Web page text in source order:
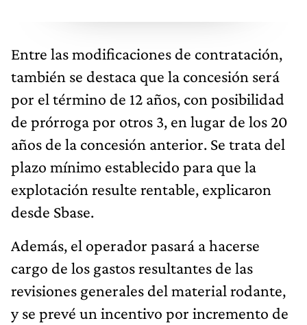
Entre las modificaciones de contratación,
también se destaca que la concesión será
por el término de 12 años, con posibilidad
de prórroga por otros 3, en lugar de los 20
años de la concesión anterior. Se trata del
plazo mínimo establecido para que la
explotación resulte rentable, explicaron
desde Sbase.
Además, el operador pasará a hacerse
cargo de los gastos resultantes de las
revisiones generales del material rodante,
y se prevé un incentivo por incremento de